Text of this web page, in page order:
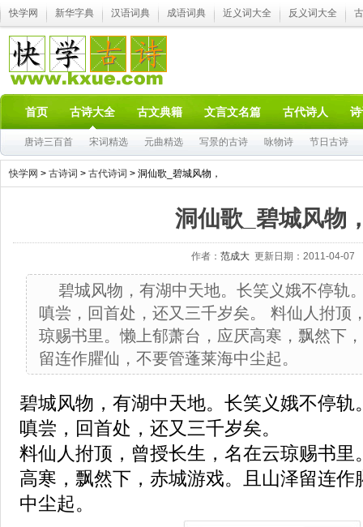
快学网 新华字典 汉语词典 成语词典 近义词大全 反义词大全
首页 古诗大全 古文典籍 文言文名篇 古代诗人
唐诗三百首 宋词精选 元曲精选 写景的古诗 咏物诗 节日古诗
快学网 > 古诗词 > 古代诗词 > 洞仙歌_碧城风物，
洞仙歌_碧城风物
作者：范成大 更新日期：2011-04-07
碧城风物，有湖中天地。长笑义娥不停轨
嗔尝，回首处，还又三千岁矣。 料仙人拊顶
琼赐书里。懒上郁萧台，应厌高寒，飘然下
留连作臞仙，不要管蓬莱海中尘起。
碧城风物，有湖中天地。长笑义娥不停轨
嗔尝，回首处，还又三千岁矣。
料仙人拊顶，曾授长生，名在云琼赐书里
高寒，飘然下，赤城游戏。且山泽留连作
中尘起。